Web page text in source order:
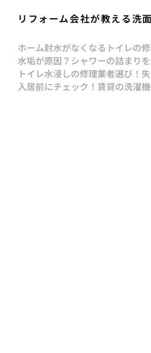
リフォーム会社が教える洗
ホーム封水がなくなるトイレの
水垢が原因？シャワーの詰まり
トイレ水浸しの修理業者選び！
入居前にチェック！賃貸の洗濯